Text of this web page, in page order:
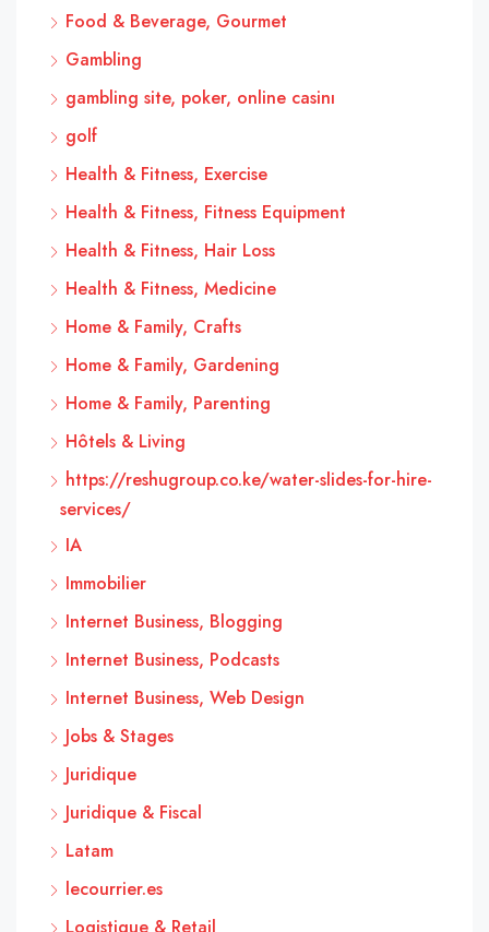
Food & Beverage, Gourmet
Gambling
gambling site, poker, online casinı
golf
Health & Fitness, Exercise
Health & Fitness, Fitness Equipment
Health & Fitness, Hair Loss
Health & Fitness, Medicine
Home & Family, Crafts
Home & Family, Gardening
Home & Family, Parenting
Hôtels & Living
https://reshugroup.co.ke/water-slides-for-hire-
services/
IA
Immobilier
Internet Business, Blogging
Internet Business, Podcasts
Internet Business, Web Design
Jobs & Stages
Juridique
Juridique & Fiscal
Latam
lecourrier.es